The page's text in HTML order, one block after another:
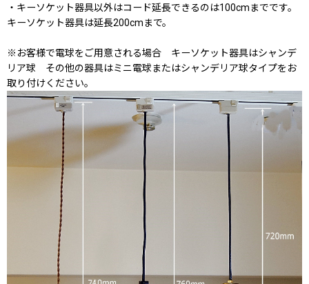
・キーソケット器具以外はコード延長できるのは100cmまでです。
キーソケット器具は延長200cmまで。
※お客様で電球をご用意される場合 キーソケット器具はシャンデ
リア球 その他の器具はミニ電球またはシャンデリア球タイプをお
取り付けください。